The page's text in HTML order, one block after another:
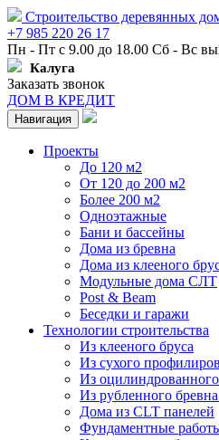
Строительство деревянных
+7 985 220 26 17
Пн - Пт с 9.00 до 18.00 Сб - Вс
Калуга
Заказать звонок
ДОМ В КРЕДИТ
Навигация
Проекты
До 120 м2
От 120 до 200 м2
Более 200 м2
Одноэтажные
Бани и бассейны
Дома из бревна
Дома из клееного
Модульные дома СЛТ
Post & Beam
Беседки и гаражи
Технологии строительства
Из клееного бруса
Из сухого
Из
Из рубленного
Дома из CLT панелей
Фундаментные